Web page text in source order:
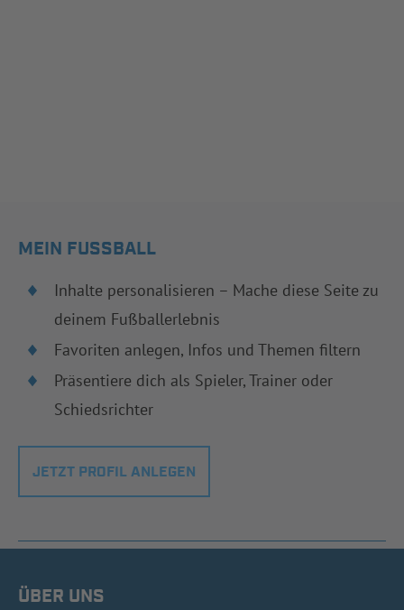
MEIN FUSSBALL
Inhalte personalisieren – Mache diese Seite zu
deinem Fußballerlebnis
Favoriten anlegen, Infos und Themen filtern
Präsentiere dich als Spieler, Trainer oder
Schiedsrichter
JETZT PROFIL ANLEGEN
ÜBER UNS